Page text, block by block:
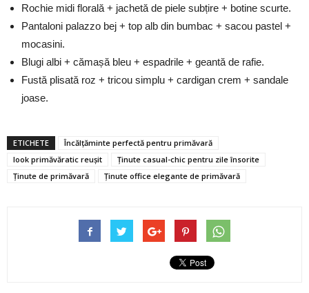
Rochie midi florală + jachetă de piele subțire + botine scurte.
Pantaloni palazzo bej + top alb din bumbac + sacou pastel +
mocasini.
Blugi albi + cămașă bleu + espadrile + geantă de rafie.
Fustă plisată roz + tricou simplu + cardigan crem + sandale
joase.
ETICHETE
Încălțăminte perfectă pentru primăvară
look primăvăratic reușit
Ținute casual-chic pentru zile însorite
Ținute de primăvară
Ținute office elegante de primăvară